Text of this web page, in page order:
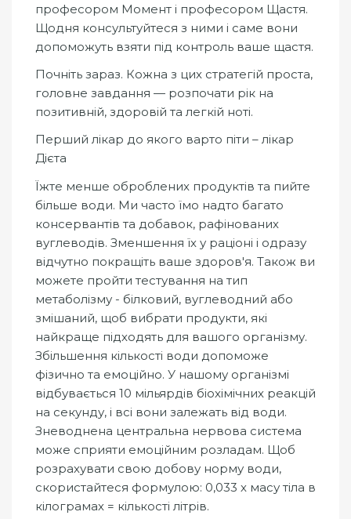
професором Момент і професором Щастя.
Щодня консультуйтеся з ними і саме вони
допоможуть взяти під контроль ваше щастя.
Почніть зараз. Кожна з цих стратегій проста,
головне завдання — розпочати рік на
позитивній, здоровій та легкій ноті.
Перший лікар до якого варто піти – лікар
Дієта
Їжте менше оброблених продуктів та пийте
більше води. Ми часто їмо надто багато
консервантів та добавок, рафінованих
вуглеводів. Зменшення їх у раціоні і одразу
відчутно покращіть ваше здоров'я. Також ви
можете пройти тестування на тип
метаболізму - білковий, вуглеводний або
змішаний, щоб вибрати продукти, які
найкраще підходять для вашого організму.
Збільшення кількості води допоможе
фізично та емоційно. У нашому організмі
відбувається 10 мільярдів біохімічних реакцій
на секунду, і всі вони залежать від води.
Зневоднена центральна нервова система
може сприяти емоційним розладам. Щоб
розрахувати свою добову норму води,
скористайтеся формулою: 0,033 х масу тіла в
кілограмах = кількості літрів.